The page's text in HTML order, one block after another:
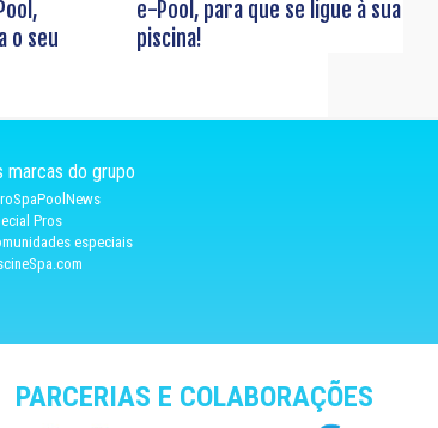
o seu
e-Pool, para que se ligue à sua
piscina!
marcas do grupo
Pros
especiais
PARCERIAS E COLABORAÇÕES